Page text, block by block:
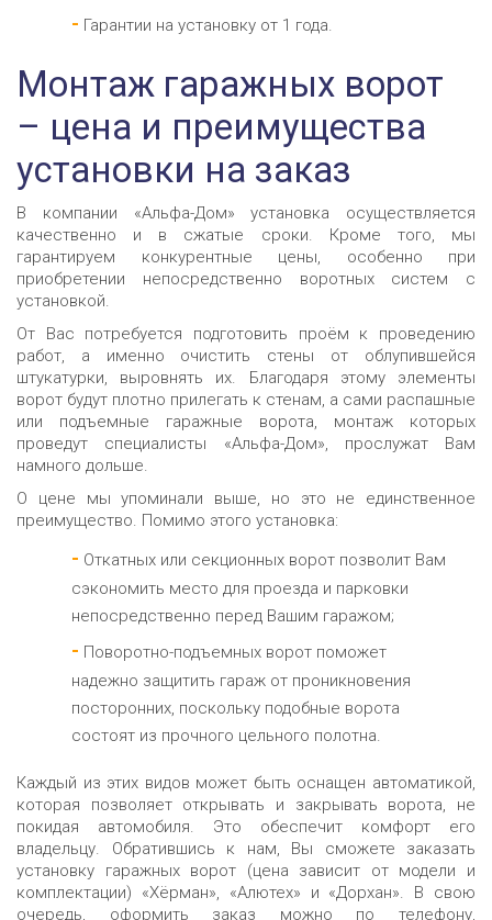
Гарантии на установку от 1 года.
Монтаж гаражных ворот
– цена и преимущества
установки на заказ
В компании «Альфа-Дом» установка осуществляется
качественно и в сжатые сроки. Кроме того, мы
гарантируем конкурентные цены, особенно при
приобретении непосредственно воротных систем с
установкой.
От Вас потребуется подготовить проём к проведению
работ, а именно очистить стены от облупившейся
штукатурки, выровнять их. Благодаря этому элементы
ворот будут плотно прилегать к стенам, а сами распашные
или подъемные гаражные ворота, монтаж которых
проведут специалисты «Альфа-Дом», прослужат Вам
намного дольше.
О цене мы упоминали выше, но это не единственное
преимущество. Помимо этого установка:
Откатных или секционных ворот позволит Вам
сэкономить место для проезда и парковки
непосредственно перед Вашим гаражом;
Поворотно-подъемных ворот поможет
надежно защитить гараж от проникновения
посторонних, поскольку подобные ворота
состоят из прочного цельного полотна.
Каждый из этих видов может быть оснащен автоматикой,
которая позволяет открывать и закрывать ворота, не
покидая автомобиля. Это обеспечит комфорт его
владельцу. Обратившись к нам, Вы сможете заказать
установку гаражных ворот (цена зависит от модели и
комплектации) «Хёрман», «Алютех» и «Дорхан». В свою
очередь, оформить заказ можно по телефону,